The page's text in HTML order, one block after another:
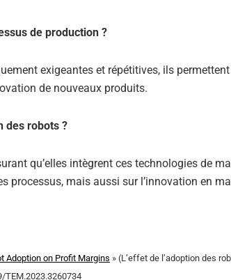
de production ?
exigeantes et répétitives, ils
de nouveaux produits.
des robots ?
qu’elles intègrent ces technologies de
processus, mais aussi sur l’innovation en
Adoption on Profit Margins » (L’effet de l’adoption des
TEM.2023.3260734